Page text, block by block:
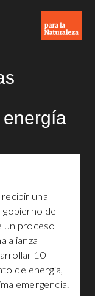
recibir una
gobierno de
un proceso
alianza
10
de energía,
emergencia.